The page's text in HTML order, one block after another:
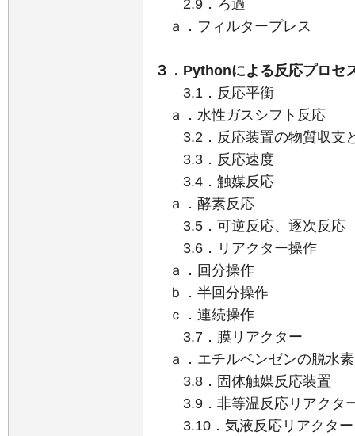
2.9．ろ過
ａ．フィルタープレス
３．Pythonによる反応プロセ
3.1．反応平衡
ａ．水性ガスシフト反応
3.2．反応装置の物質収支
3.3．反応速度
3.4．触媒反応
ａ．酵素反応
3.5．可逆反応、逐次反応
3.6．リアクター操作
ａ．回分操作
ｂ．半回分操作
ｃ．連続操作
3.7．膜リアクター
ａ．エチルベンゼンの脱水
3.8．固体触媒反応装置
3.9．非等温反応リアクタ
3.10．気液反応リアクター